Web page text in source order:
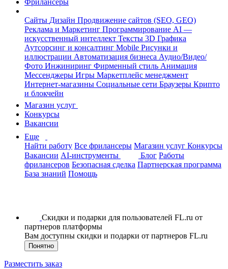
Фрилансеры
Сайты Дизайн Продвижение сайтов (SEO, GEO)
Реклама и Маркетинг Программирование AI —
искусственный интеллект Тексты 3D Графика
Аутсорсинг и консалтинг Mobile Рисунки и
иллюстрации Автоматизация бизнеса Аудио/Видео/
Фото Инжиниринг Фирменный стиль Анимация
Мессенджеры Игры Маркетплейс менеджмент
Интернет-магазины Социальные сети Браузеры Крипто
и блокчейн
Магазин услуг
Конкурсы
Вакансии
Еще
Найти работу Все фрилансеры Магазин услуг Конкурсы
Вакансии AI-инструменты Блог Работы
фрилансеров Безопасная сделка Партнерская программа
База знаний Помощь
Скидки и подарки для пользователей FL.ru от
партнеров платформы
Вам доступны скидки и подарки от партнеров FL.ru
Понятно
Разместить заказ